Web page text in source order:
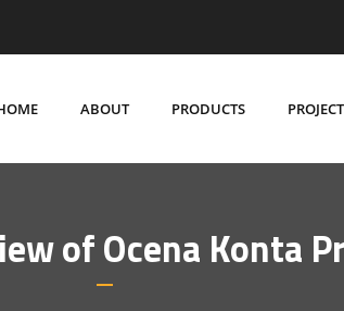
ABOUT PRODUCTS
of Ocena Konta